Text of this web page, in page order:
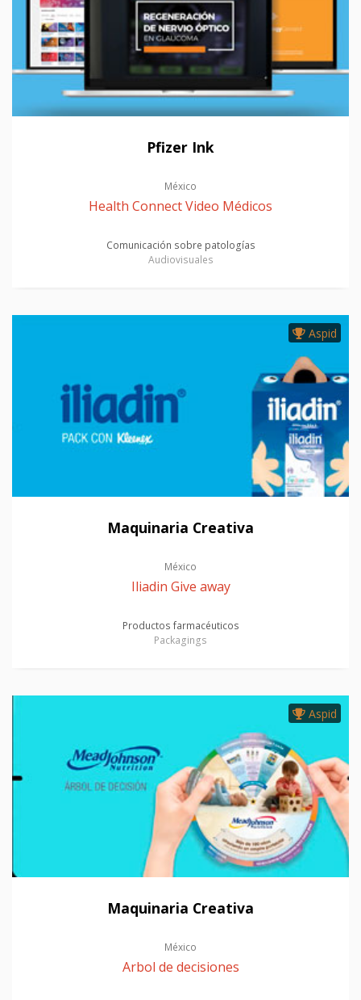
Pfizer Ink
México
Health Connect Video Médicos
Comunicación sobre patologías
Audiovisuales
Aspid
Maquinaria Creativa
México
Iliadin Give away
Productos farmacéuticos
Packagings
Aspid
Maquinaria Creativa
México
Arbol de decisiones